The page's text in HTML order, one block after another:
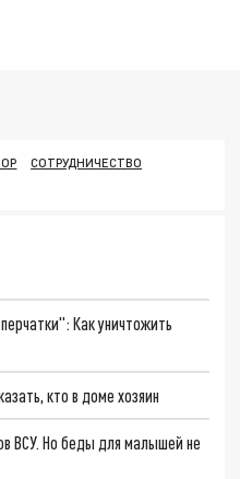
СОТРУДНИЧЕСТВО
Как уничтожить
кто в доме хозяин
ВСУ. Но беды для малышей не